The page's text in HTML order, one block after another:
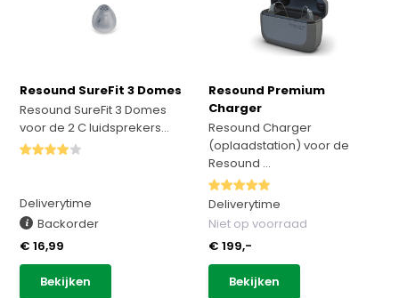
Resound SureFit 3 Domes
Resound SureFit 3 Domes
voor de 2 C luidsprekers...
Deliverytime
Backorder
€ 16,99
Bekijken
Resound Premium
Charger
Resound Charger
(oplaadstation) voor de
Resound ...
Deliverytime
Niet op voorraad
€ 199,-
Bekijken